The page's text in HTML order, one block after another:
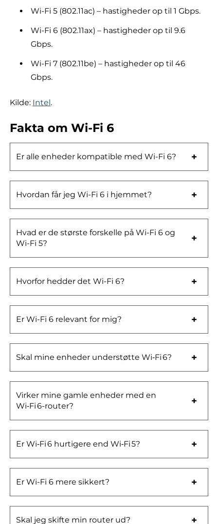
Wi-Fi 5 (802.11ac) – hastigheder op til 1 Gbps.
Wi-Fi 6 (802.11ax) – hastigheder op til 9.6
Gbps.
Wi-Fi 7 (802.11be) – hastigheder op til 46
Gbps.
Kilde: Intel .
Fakta om Wi-Fi 6
Er alle enheder kompatible med Wi-Fi 6?
Hvordan får jeg Wi-Fi 6 i hjemmet?
Hvad er de største forskelle på Wi-Fi 6 og
Wi-Fi 5?
Hvorfor hedder det Wi-Fi 6?
Er Wi-Fi 6 relevant for mig?
Skal mine enheder understøtte Wi‑Fi 6?
Virker mine gamle enheder med en
Wi‑Fi 6-router?
Er Wi‑Fi 6 hurtigere end Wi‑Fi 5?
Er Wi-Fi 6 mere sikkert?
Skal jeg skifte min router ud?